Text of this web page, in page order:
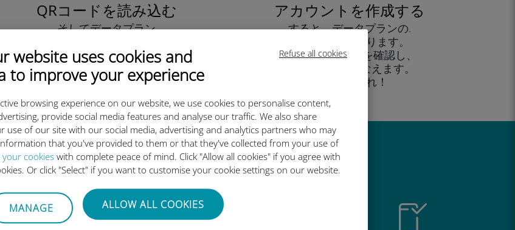
Refuse all cookies
website uses cookies and
to improve your experience
browsing experience on our website, we use cookies to personalise content,
provide social media features and analyse our traffic. We also share
use of our site with our social media, advertising and analytics partners who may
that you've provided to them or that they've collected from your use of
your cookies with complete peace of mind. Click "Allow all cookies" if you agree with
Or click "Select" if you want to customise your cookie settings on our website.
MANAGE ALLOW ALL COOKIES
QRコードを読み込む
そしてデータプラン
Ubigi eSIMをインストールしま
しょう シンプル！
アカウントを作成する
すると、データプランの.
使用が可能となります。
外出先 から残高を確認し、
追加購入がおこなえます。
お楽しみあれ！
eSIMがすごい理由